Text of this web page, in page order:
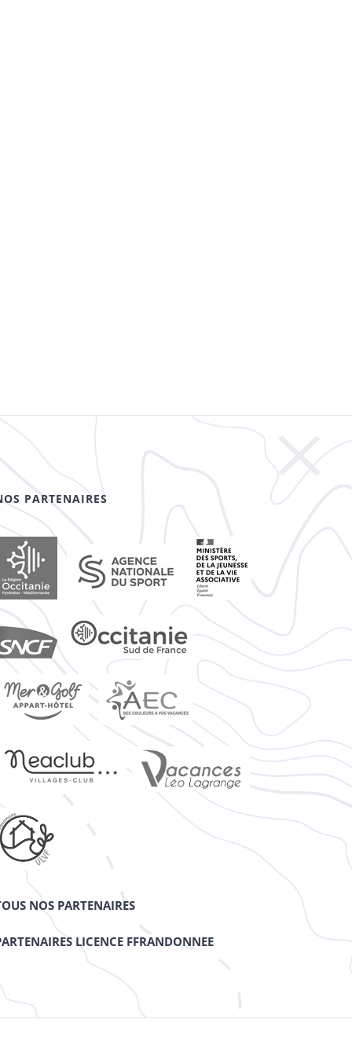
PARTENAIRES
NOS PARTENAIRES
LICENCE FFRANDONNEE